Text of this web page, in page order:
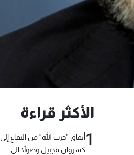
الأكثر قراءة
1أنفاق "حزب الله" من البقاع إلى
كسروان فجبيل وصولاً إلى